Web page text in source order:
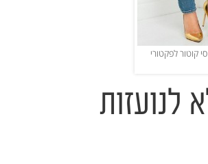
קוטור לפקטורי
לנועזות